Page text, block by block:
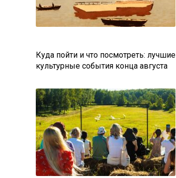
Куда пойти и что посмотреть: лучшие
культурные события конца августа